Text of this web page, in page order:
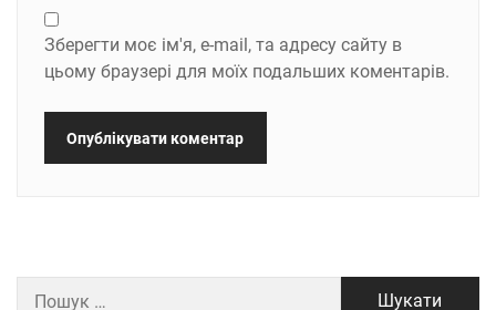
Зберегти моє ім'я, e-mail, та адресу сайту в
цьому браузері для моїх подальших коментарів.